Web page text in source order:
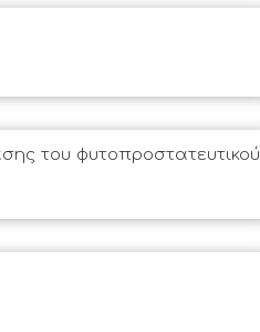
του φυτοπροστατευτικού